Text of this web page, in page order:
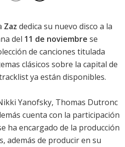
Zaz dedica su nuevo disco a la
del 11 de noviembre se
de canciones titulada
clásicos sobre la capital de
ya están disponibles.
Yanofsky, Thomas Dutronc
cuenta con la participación
ha encargado de la producción
además de producir en su